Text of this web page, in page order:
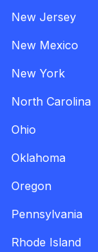
New Jersey
New Mexico
New York
North Carolina
Ohio
Oklahoma
Oregon
Pennsylvania
Rhode Island